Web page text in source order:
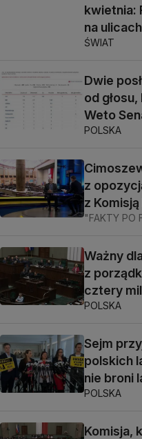
kwietnia:
na
ŚWIAT
Dwie
od głosu,
Weto
POLSKA
z
z
"FAKTY PO
Ważny
z
cztery
POLSKA
Sejm
polskich
nie broni
POLSKA
Komisja,